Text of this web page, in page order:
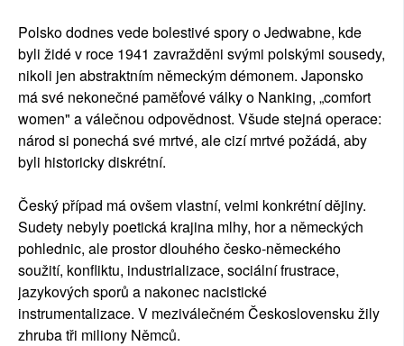
Polsko dodnes vede bolestivé spory o Jedwabne, kde
byli židé v roce 1941 zavražděni svými polskými sousedy,
nikoli jen abstraktním německým démonem. Japonsko
má své nekonečné paměťové války o Nanking, „comfort
women" a válečnou odpovědnost. Všude stejná operace:
národ si ponechá své mrtvé, ale cizí mrtvé požádá, aby
byli historicky diskrétní.
Český případ má ovšem vlastní, velmi konkrétní dějiny.
Sudety nebyly poetická krajina mlhy, hor a německých
pohlednic, ale prostor dlouhého česko-německého
soužití, konfliktu, industrializace, sociální frustrace,
jazykových sporů a nakonec nacistické
instrumentalizace. V meziválečném Československu žily
zhruba tři miliony Němců.